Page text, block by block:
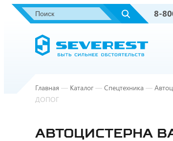
8-
Главная — Каталог — Спецтехника —
ДОПОГ
АВТОЦИСТЕРНА